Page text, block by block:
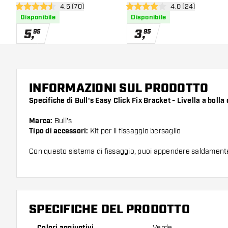
apri pannello recensioni
4.5 stelle di valutazione
4.5 (70)
Disponibile
5,95
apri pannello
4 stelle di valutazione
4.0 (24)
Disponibile
3,95
INFORMAZIONI SUL PRODOTTO
Specifiche di Bull's Easy Click Fix Bracket - Livella a bolla
Marca: Bull's
Tipo di accessori: Kit per il fissaggio bersaglio
Con questo sistema di fissaggio, puoi appendere
SPECIFICHE DEL PRODOTTO